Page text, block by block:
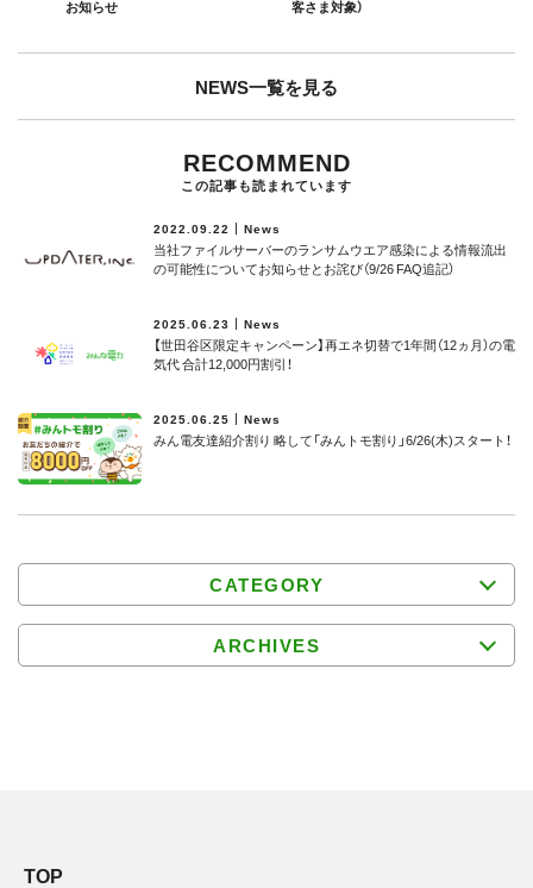
お知らせ
客さま対象）
NEWS一覧を見る
RECOMMEND
この記事も読まれています
2022.09.22 News
当社ファイルサーバーのランサムウエア感染による情報流出
の可能性についてお知らせとお詫び（9/26 FAQ追記）
2025.06.23 News
【世田谷区限定キャンペーン】再エネ切替で1年間（12ヵ月）の電
気代 合計12,000円割引！
2025.06.25 News
みん電友達紹介割り 略して「みんトモ割り」6/26(木)スタート！
CATEGORY
ARCHIVES
TOP